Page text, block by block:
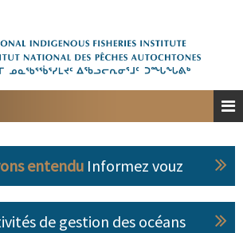
À propos
ressources
entendu Informez vouz
de gestion des océans